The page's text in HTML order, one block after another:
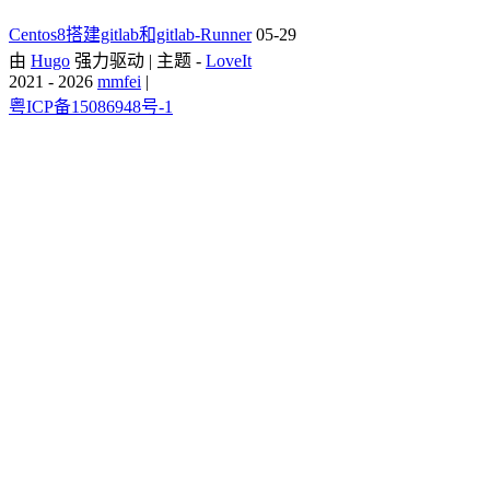
Centos8搭建gitlab和gitlab-Runner 05-29
由 Hugo 强力驱动 | 主题 - LoveIt
2021 - 2026 mmfei |
粤ICP备15086948号-1